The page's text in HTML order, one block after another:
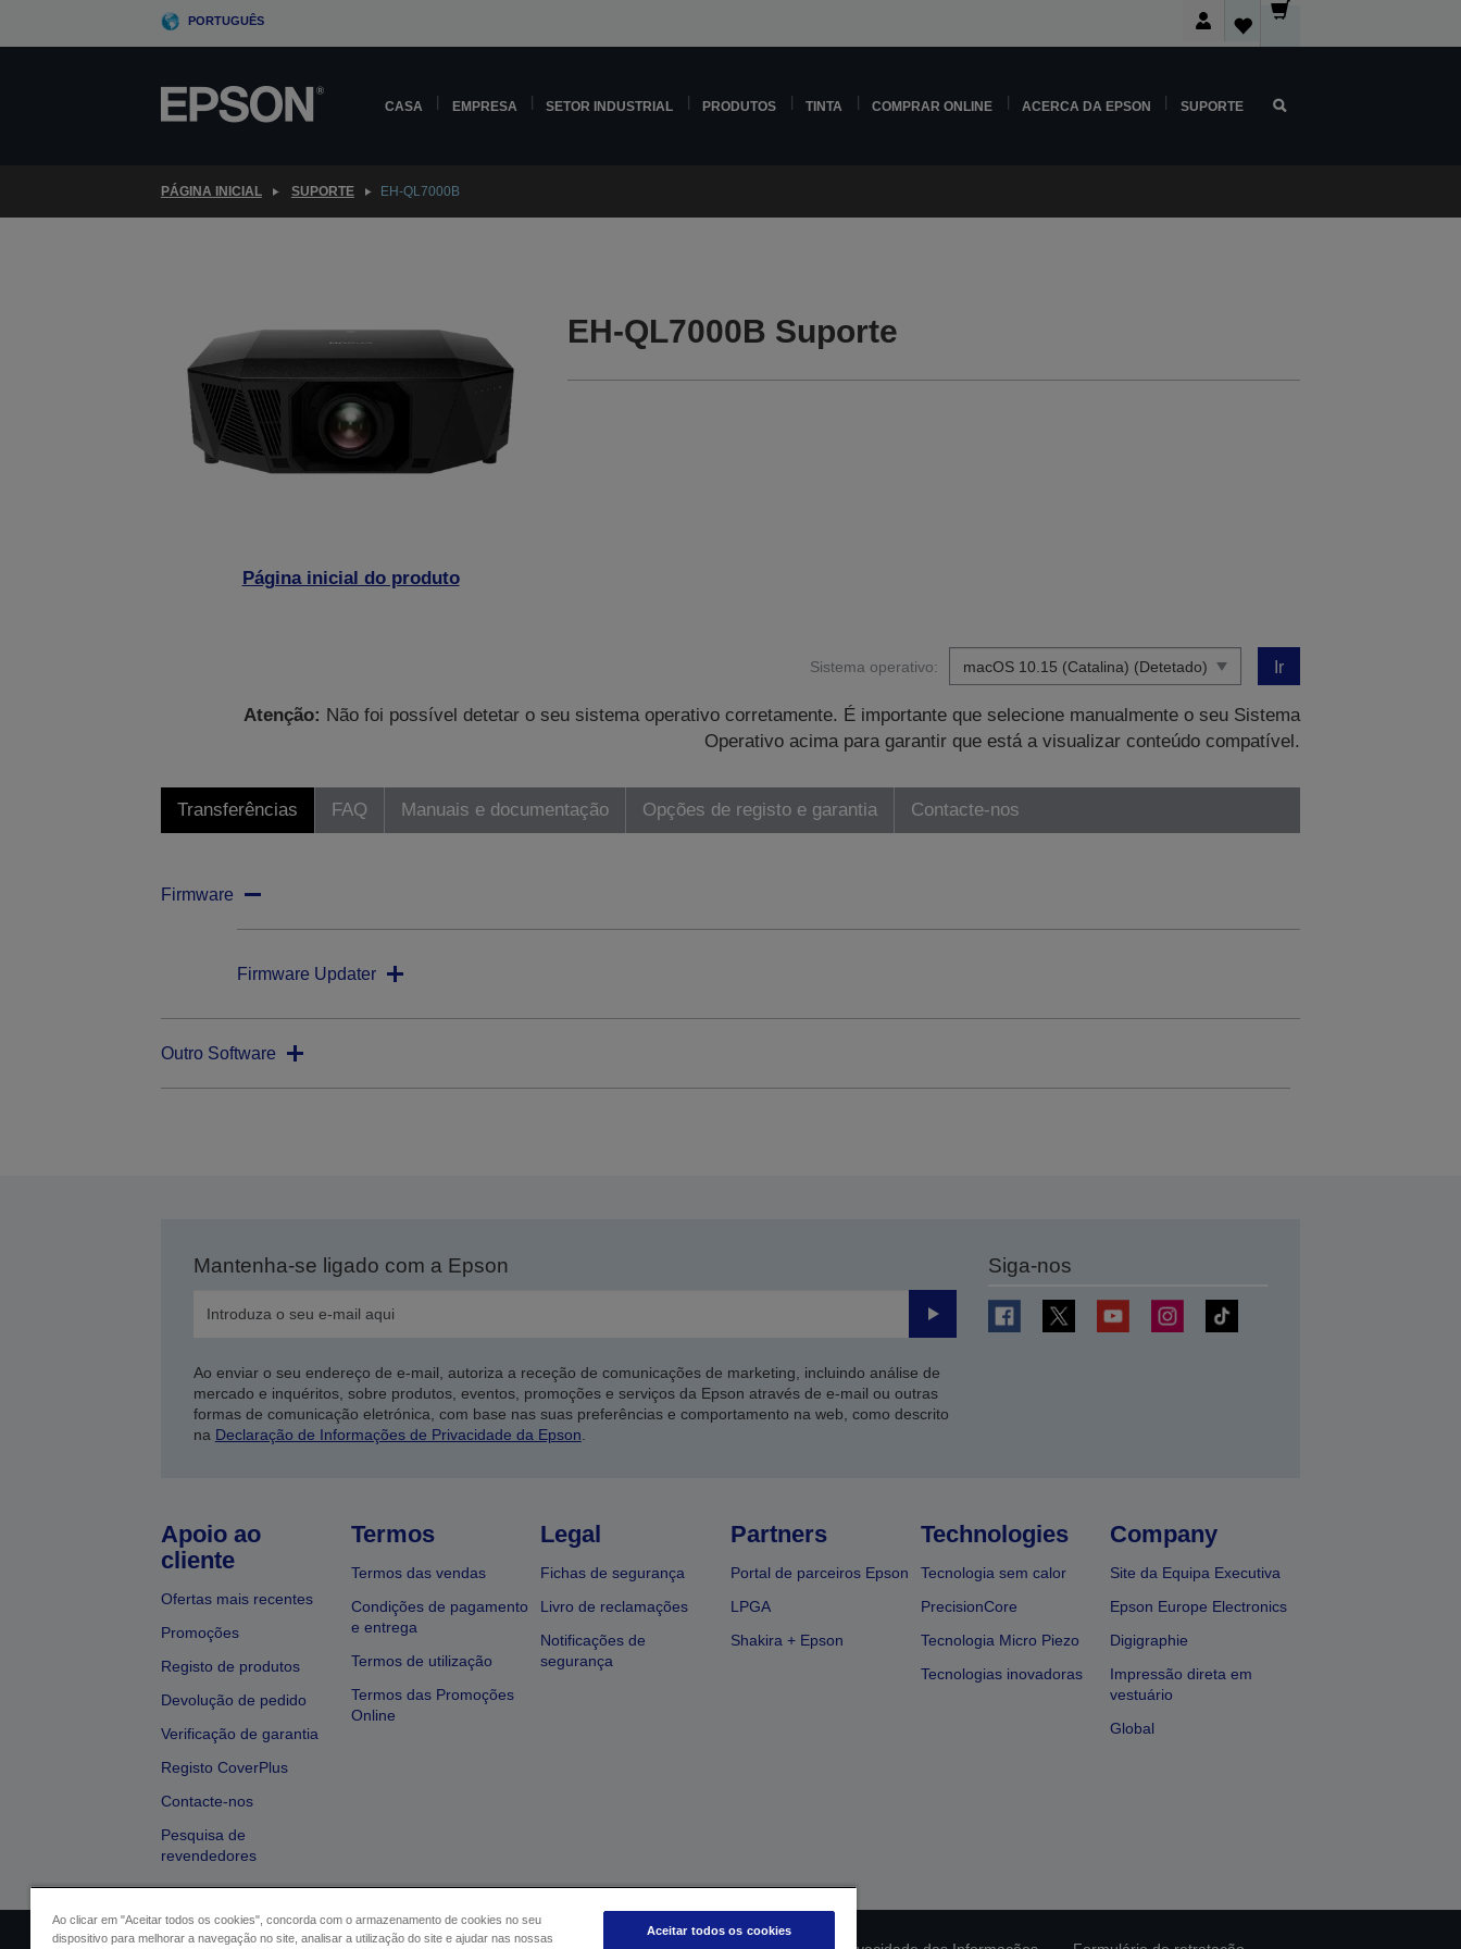
PORTUGUÊS
CASA EMPRESA SETOR INDUSTRIAL PRODUTOS TINTA COMPRAR ONLINE ACERCA DA EPSON SUPORTE
PÁGINA INICIAL SUPORTE EH-QL7000B
Página inicial do produto
EH-QL7000B Suporte
Sistema operativo: Ir
Atenção: Não foi possível detetar o seu sistema operativo corretamente. É importante que selecione manualmente o seu Sistema
Operativo acima para garantir que está a visualizar conteúdo compatível.
Transferências FAQ Manuais e documentação Opções de registo e garantia Contacte-nos
Firmware
Firmware Updater
Outro Software
Mantenha-se ligado com a Epson
Enviar
Ao enviar o seu endereço de e-mail, autoriza a receção de comunicações de marketing, incluindo análise de
mercado e inquéritos, sobre produtos, eventos, promoções e serviços da Epson através de e-mail ou outras
formas de comunicação eletrónica, com base nas suas preferências e comportamento na web, como descrito
na Declaração de Informações de Privacidade da Epson.
Siga-nos
Apoio ao
cliente
Ofertas mais recentes
Promoções
Registo de produtos
Devolução de pedido
Verificação de garantia
Registo CoverPlus
Contacte-nos
Pesquisa de
revendedores
Termos
Termos das vendas
Condições de pagamento
e entrega
Termos de utilização
Termos das Promoções
Online
Legal
Fichas de segurança
Livro de reclamações
Notificações de
segurança
Partners
Portal de parceiros Epson
LPGA
Shakira + Epson
Technologies
Tecnologia sem calor
PrecisionCore
Tecnologia Micro Piezo
Tecnologias inovadoras
Company
Site da Equipa Executiva
Epson Europe Electronics
Digigraphie
Impressão direta em
vestuário
Global
Ao clicar em "Aceitar todos os cookies", concorda com o armazenamento de cookies no seu
dispositivo para melhorar a navegação no site, analisar a utilização do site e ajudar nas nossas
Aceitar todos os cookies